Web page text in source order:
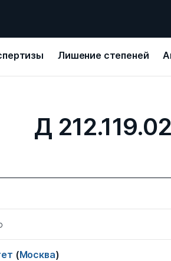
Лишение степеней
Д 212.119.02
(Москва)